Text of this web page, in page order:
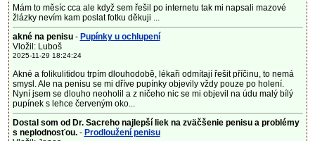
Mám to měsíc cca ale když sem řešil po internetu tak mi napsali mazové
žlázky nevím kam poslat fotku děkuji ...
akné na penisu- Pupínky u ochlupení
Vložil: Luboš
2025-11-29 18:24:24
Akné a folikulitidou trpím dlouhodobě, lékaři odmítají řešit příčinu, to nemá
smysl. Ale na penisu se mi dříve pupínky objevily vždy pouze po holení.
Nyní jsem se dlouho neoholil a z ničeho nic se mi objevil na údu malý bílý
pupínek s lehce červeným oko...
Dostal som od Dr. Sacreho najlepší liek na zväčšenie penisu a problémy
s neplodnosťou.- Prodloužení penisu